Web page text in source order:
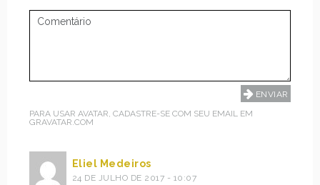
PARA USAR AVATAR, CADASTRE-SE COM SEU EMAIL EM
GRAVATAR.COM
Eliel Medeiros
24 DE JULHO DE 2017 - 10:07